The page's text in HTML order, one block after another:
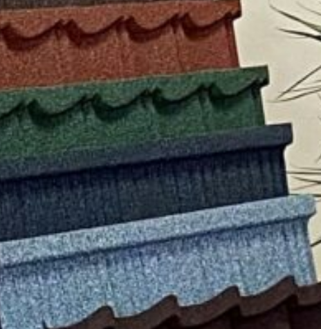
Миттєве
оформлення
Жодних
документів
Facebook
Twitter